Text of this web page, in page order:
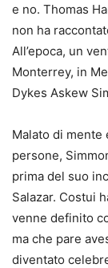
e no. Thomas
non ha
All’epoca, un
Monterrey, in
Dykes Askew
Malato di mente
persone,
prima del suo
Salazar. Costui
venne definito
ma che pare
diventato